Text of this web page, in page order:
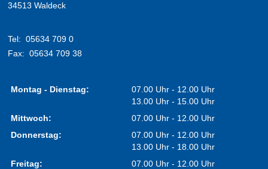
34513 Waldeck
Tel: 05634 709 0
Fax: 05634 709 38
Montag - Dienstag:
07.00 Uhr - 12.00 Uhr
13.00 Uhr - 15.00 Uhr
Mittwoch:
07.00 Uhr - 12.00 Uhr
Donnerstag:
07.00 Uhr - 12.00 Uhr
13.00 Uhr - 18.00 Uhr
Freitag:
07.00 Uhr - 12.00 Uhr